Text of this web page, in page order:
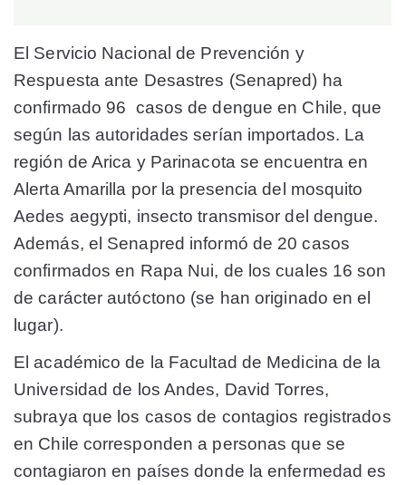
El Servicio Nacional de Prevención y
Respuesta ante Desastres (Senapred) ha
confirmado 96 casos de dengue en Chile, que
según las autoridades serían importados. La
región de Arica y Parinacota se encuentra en
Alerta Amarilla por la presencia del mosquito
Aedes aegypti, insecto transmisor del dengue.
Además, el Senapred informó de 20 casos
confirmados en Rapa Nui, de los cuales 16 son
de carácter autóctono (se han originado en el
lugar).
El académico de la Facultad de Medicina de la
Universidad de los Andes, David Torres,
subraya que los casos de contagios registrados
en Chile corresponden a personas que se
contagiaron en países donde la enfermedad es